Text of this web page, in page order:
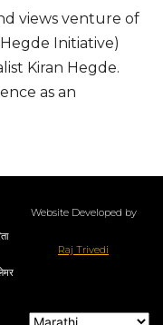
views venture of
Hegde Initiative)
Kiran Hegde.
as an
Website Developed by
Raj Trivedi